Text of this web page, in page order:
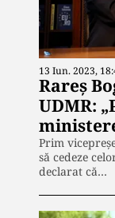
13 Iun. 2023,
Rareș
UDMR:
Prim
să cedeze
declarat că…